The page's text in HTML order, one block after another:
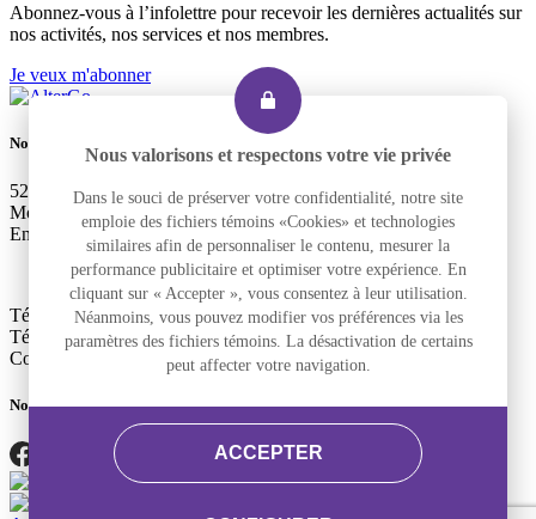
Abonnez-vous à l’infolettre pour recevoir les dernières actualités sur
nos activités, nos services et nos membres.
Je veux m'abonner
Nous joindre
525, rue Dominion, Bureau 340
Montréal, Qc H3J 2B4
Entrée accessible et pour le transport adapté : 2290, rue Workman
Téléphone+1 514 933-2739
Télécopieur+1 514 933-9384
Courriel
info@altergo.ca
Nous suivre
LinkedIn
Nous valorisons et respectons votre vie privée
Dans le souci de préserver votre confidentialité, notre site
emploie des fichiers témoins «Cookies» et technologies
similaires afin de personnaliser le contenu, mesurer la
performance publicitaire et optimiser votre expérience. En
cliquant sur « Accepter », vous consentez à leur utilisation.
Néanmoins, vous pouvez modifier vos préférences via les
paramètres des fichiers témoins. La désactivation de certains
peut affecter votre navigation.
ACCEPTER